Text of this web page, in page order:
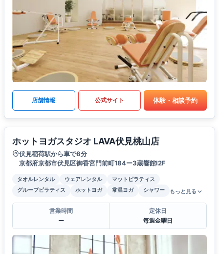
店舗情報 公式サイト 体験・相談予約
ホットヨガスタジオ LAVA伏見桃山店
伏見稲荷駅から車で8分
京都府京都市伏見区御香宮門前町184ー3蔵響館I2F
タオルレンタル ウェアレンタル
マットピラティス
グループピラティス
ホットヨガ 常温ヨガ シャワー もっと見る
営業時間
ー
定休日
毎週金曜日